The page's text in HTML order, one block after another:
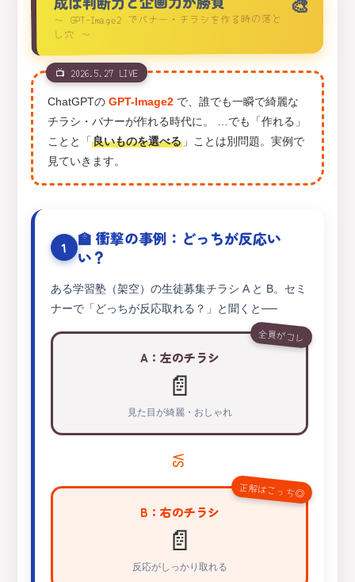
〜 GPT-Image2 でバナー・チラシを作る時の落と
し穴 〜
📺 2026.5.27 LIVE
ChatGPTの GPT-Image2で、誰でも一瞬で綺麗な
チラシ・バナーが作れる時代に。 …でも「作れる」
ことと「良いものを選べる」ことは別問題。実例で
見ていきます。
1
🏫 衝撃の事例：どっちが反応い
い？
ある学習塾（架空）の生徒募集チラシ A と B。セミ
ナーで「どっちが反応取れる？」と聞くと──
全員がコレ
A：左のチラシ
📄
見た目が綺麗・おしゃれ
VS
正解はこっち◎
B：右のチラシ
📄
反応がしっかり取れる